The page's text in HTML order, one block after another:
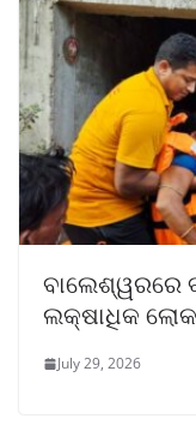
ବାଲେଶ୍ୱରରେ
ଲକ୍ଷାଧିକ
July 29, 2026